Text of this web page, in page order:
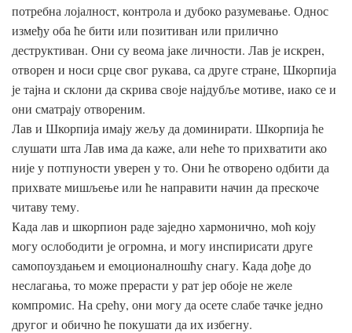
потребна лојалност, контрола и дубоко разумевање. Однос
између оба ће бити или позитиван или прилично
деструктиван. Они су веома јаке личности. Лав је искрен,
отворен и носи срце свог рукава, са друге стране, Шкорпија
је тајна и склони да скрива своје најдубље мотиве, иако се и
они сматрају отвореним.
Лав и Шкорпија имају жељу да доминирати. Шкорпија ће
слушати шта Лав има да каже, али неће то прихватити ако
није у потпуности уверен у то. Они ће отворено одбити да
прихвате мишљење или ће направити начин да прескоче
читаву тему.
Када лав и шкорпион раде заједно хармонично, моћ коју
могу ослободити је огромна, и могу инспирисати друге
самопоуздањем и емоционалношћу снагу. Када дође до
неслагања, то може прерасти у рат јер обоје не желе
компромис. На срећу, они могу да осете слабе тачке једно
другог и обично ће покушати да их избегну.